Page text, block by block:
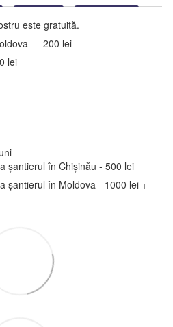
este gratuită.
— 200 lei
lei
șantierul în Chișinău - 500 lei
șantierul în Moldova - 1000 lei +